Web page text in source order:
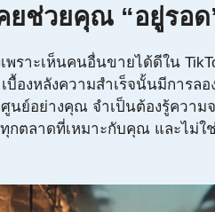
ยช่วยคุณ “อยู่รอด
ราะเห็นคนอื่นขายได้ดีใน
องหลังความสำเร็จนั้นมีการลอ
นย์อย่างคุณ จำเป็นต้องรู้ความ
กตลาดที่เหมาะกับคุณ และไม่ใ